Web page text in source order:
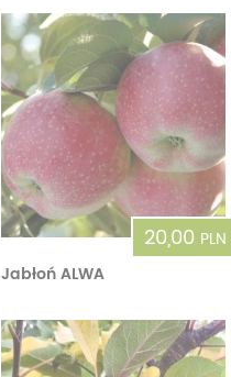
20,00 PLN
Jabłoń ALWA